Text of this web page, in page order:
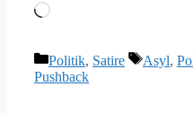
Wird
Kategorien
Politik, Satire Asyl,
Pushback